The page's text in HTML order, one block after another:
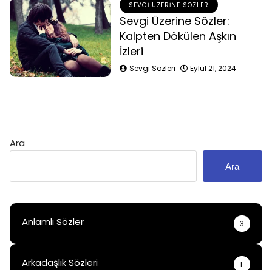
SEVGI ÜZERINE SÖZLER
Sevgi Üzerine Sözler:
Kalpten Dökülen Aşkın
İzleri
Sevgi Sözleri Eylül 21, 2024
Ara
Ara
Anlamlı Sözler 3
Arkadaşlık Sözleri 1